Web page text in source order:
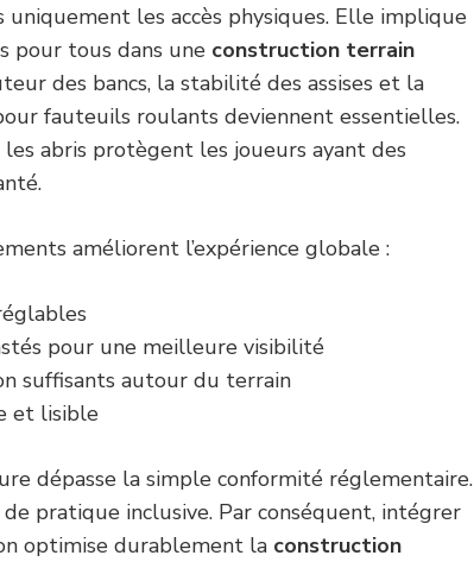
uniquement les accès physiques. Elle implique
pour tous dans une construction terrain
des bancs, la stabilité des assises et la
fauteuils roulants deviennent essentielles.
les abris protègent les joueurs ayant des
améliorent l’expérience globale :
pour une meilleure visibilité
suffisants autour du terrain
et lisible
dépasse la simple conformité réglementaire.
pratique inclusive. Par conséquent, intégrer
optimise durablement la construction